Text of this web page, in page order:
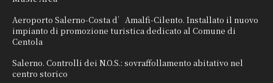
Aeroporto Salerno-Costa d’Amalfi-Cilento. Installato il nuovo
impianto di promozione turistica dedicato al Comune di
Centola
Salerno. Controlli dei N.O.S.: sovraffollamento abitativo nel
centro storico